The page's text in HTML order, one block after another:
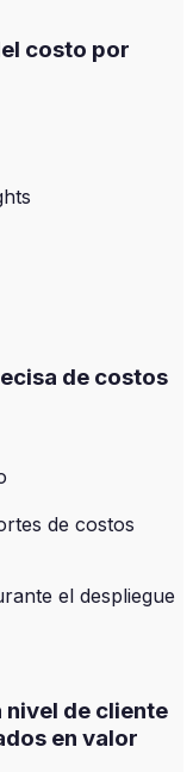
costo por
de costos
de costos
el despliegue
de cliente
en valor